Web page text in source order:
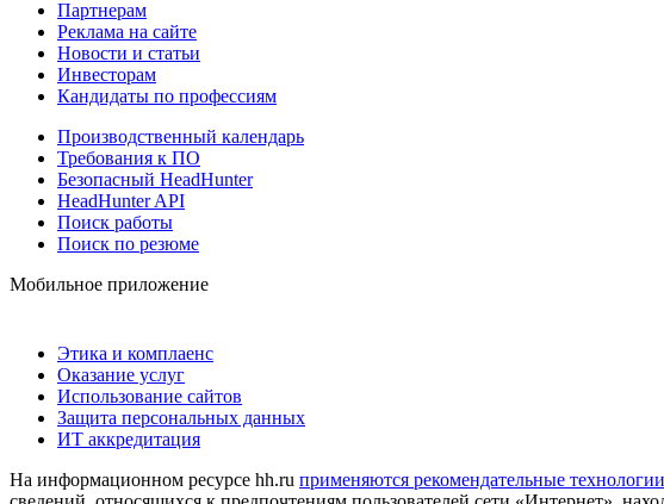
Партнерам
Реклама на сайте
Новости и статьи
Инвесторам
Кандидаты по профессиям
Производственный календарь
Требования к ПО
Безопасный HeadHunter
HeadHunter API
Поиск работы
Поиск по резюме
Мобильное приложение
Этика и комплаенс
Оказание услуг
Использование сайтов
Защита персональных данных
ИТ аккредитация
На информационном ресурсе hh.ru применяются рекомендательные технологии